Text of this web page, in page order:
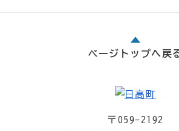
ページトップへ戻
〒059-2192